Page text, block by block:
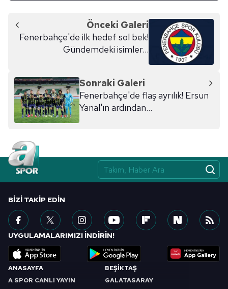
Önceki Galeri
Fenerbahçe'de ilk hedef sol bek!
Gündemdeki isimler...
Sonraki Galeri
Fenerbahçe'de flaş ayrılık! Ersun
Yanal'ın ardından...
ANASAYFA
A SPOR CANLI YAYIN
BEŞİKTAŞ
GALATASARAY
BIZI TAKIP EDIN
UYGULAMALARIMIZI İNDİRİN!